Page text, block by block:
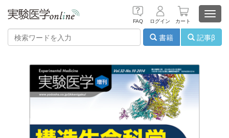
FAQ ログイン カート
書籍
記事β